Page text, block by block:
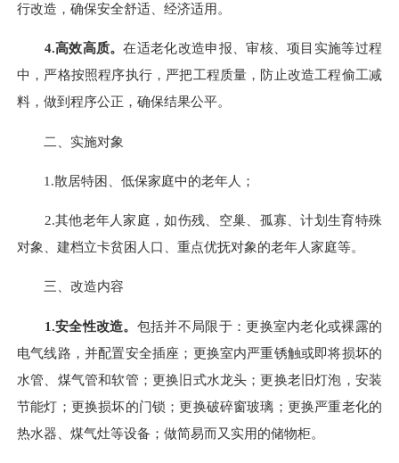
行改造，确保安全舒适、经济适用。
4.高效高质。在适老化改造申报、审核、项目实施等过程
中，严格按照程序执行，严把工程质量，防止改造工程偷工减
料，做到程序公正，确保结果公平。
二、实施对象
1.散居特困、低保家庭中的老年人；
2.其他老年人家庭，如伤残、 空巢 、孤寡、计划生育特殊
对象、建档立卡贫困人口、重点优抚对象的老年人家庭等。
三、改造内容
1.安全性改造。 包括并不局限于：更换室内老化或裸露的
电气线路，并配置安全插座；更换室内严重锈触或即将损坏的
水管、煤气管和软管；更换旧式水龙头；更换老旧灯泡，安装
节能灯；更换损坏的门锁；更换破碎窗玻璃；更换严重老化的
热水器、煤气灶等设备；做简易而又实用的储物柜。